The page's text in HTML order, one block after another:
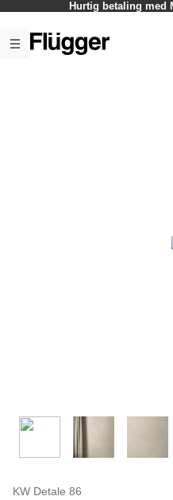
Hurtig betaling med
KW Detale 86